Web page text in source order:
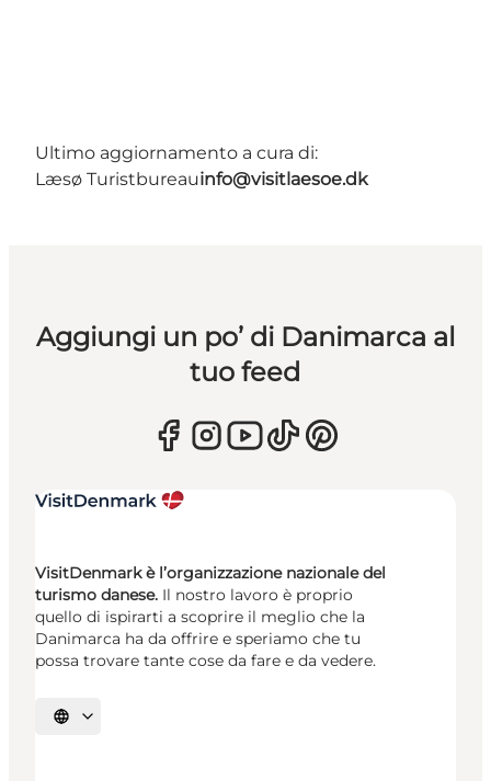
Ultimo aggiornamento a cura di:
Læsø Turistbureauinfo@visitlaesoe.dk
Aggiungi un po’ di Danimarca al
tuo feed
VisitDenmark è l’organizzazione nazionale del
turismo danese. Il nostro lavoro è proprio
quello di ispirarti a scoprire il meglio che la
Danimarca ha da offrire e speriamo che tu
possa trovare tante cose da fare e da vedere.
Seleziona la lingua